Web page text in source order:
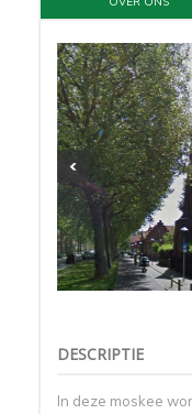
DESCRIPTIE
In deze moskee